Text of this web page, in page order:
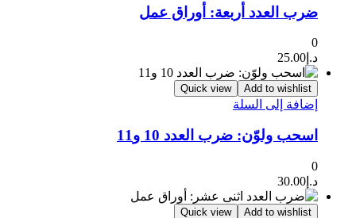
ضرب العدد أربعة: أوراق عمل
0
د.إ 25.00
Add to wishlist
Quick view
إضافة إلى السلة
اسحب ولوّن: ضرب العدد 10 و11
0
د.إ 30.00
Add to wishlist
Quick view